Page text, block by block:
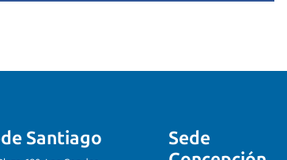
Santiago
Sede